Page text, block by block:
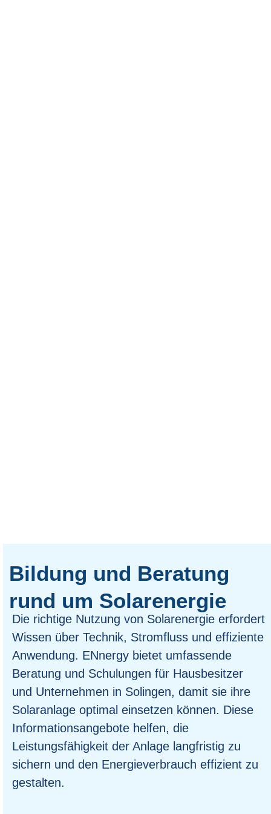
Bildung und Beratung
rund um Solarenergie
Die richtige Nutzung von Solarenergie erfordert
Wissen über Technik, Stromfluss und effiziente
Anwendung. ENnergy bietet umfassende
Beratung und Schulungen für Hausbesitzer
und Unternehmen in Solingen, damit sie ihre
Solaranlage optimal einsetzen können. Diese
Informationsangebote helfen, die
Leistungsfähigkeit der Anlage langfristig zu
sichern und den Energieverbrauch effizient zu
gestalten.